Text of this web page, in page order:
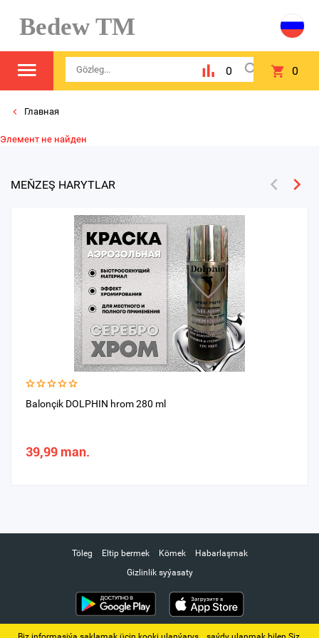
Bedew TM
0 0
Главная
Элемент не найден
MEŇZEŞ HARYTLAR
Balonçik DOLPHIN hrom 280 ml
39,99 man.
Töleg Eltip bermek Kömek
Habarlaşmak
Gizlinlik syýasaty